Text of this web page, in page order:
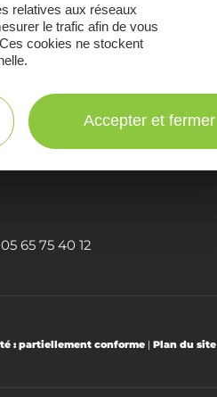
Brochures
Téléphoner
05 65 75 40 12
: partiellement conforme | Plan du site
relatives aux réseaux
le trafic afin de vous
cookies ne stockent
Accepter et fermer